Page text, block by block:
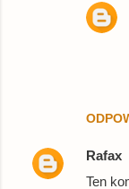
Rafax
Ten